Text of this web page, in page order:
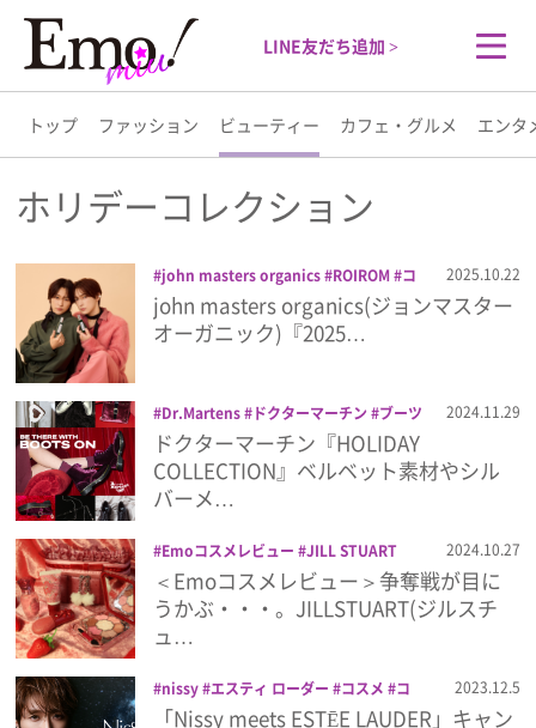
LINE友だち追加 >
トップ ファッション ビューティー カフェ・グルメ エンタ
トップ
ファッション
ビューティー
カフェ・グルメ
エンタメ
ライフスタイル
プレゼント
インタビュー
ホリデーコレクション
john masters organics ROIROM
コ
スメ
ジョンマスターオーガニック
ビュ
ーティー フレグランス ホリデーコレク
ション ロイロム 美容
2025.10.22
john masters organics(ジョンマスター
オーガニック)『2025…
Dr.Martens ドクターマーチン
ブーツ
ホリデーコレクション
ローファー 厚
底
2024.11.29
ドクターマーチン『HOLIDAY
COLLECTION』ベルベット素材やシル
バーメ…
Emoコスメレビュー
JILL STUART
beauty
コスメ ホリデー ホリデーコ
レクション
2024.10.27
＜Emoコスメレビュー＞争奪戦が目に
うかぶ・・・。JILLSTUART(ジルスチ
ュ…
nissy エスティ ローダー コスメ
コ
ラボ
ホリデーコレクション
2023.12.5
「Nissy meets ESTĒE LAUDER」キャン